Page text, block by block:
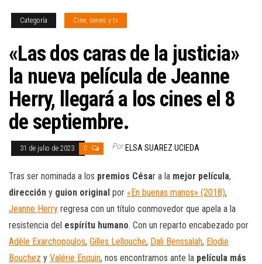
Categoría Cine, series y tv
«Las dos caras de la justicia»
la nueva película de Jeanne
Herry, llegará a los cines el 8
de septiembre.
31 de julio de 2023 0 Por ELSA SUAREZ UCIEDA
Tras ser nominada a los premios César a la mejor película,
dirección y guion original por «En buenas manos» (2018),
Jeanne Herry regresa con un título conmovedor que apela a la
resistencia del espíritu humano. Con un reparto encabezado por
Adèle Exarchopoulos, Gilles Lellouche, Dali Benssalah, Elodie
Bouchez y Valérie Enquin, nos encontramos ante la película más